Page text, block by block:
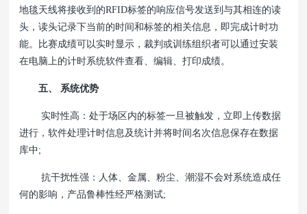
地毯天线将接收到的RFID标签的响应信号发送到与其相连的读
头，读头记录下当前的时间和标签的相关信息，即完成计时功
能。比赛成绩可以实时显示，裁判或训练组织者可以通过安装
在电脑上的计时系统软件查看、编辑、打印成绩。
五、 系统优势
实时性高：处于场区内的标签一旦被触发，立即上传数据
进行，软件处理计时信息及统计并将时间名次信息保存在数据
库中;
抗干扰性强：人体、金属、粉尘、潮湿不会对系统造成任
何的影响，产品鲁棒性经严格测试;